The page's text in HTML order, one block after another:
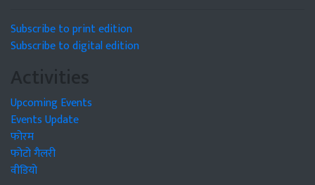
Subscribe to print edition
Subscribe to digital edition
Activities
Upcoming Events
Events Update
फोरम
फोटो गैलरी
वीडियो